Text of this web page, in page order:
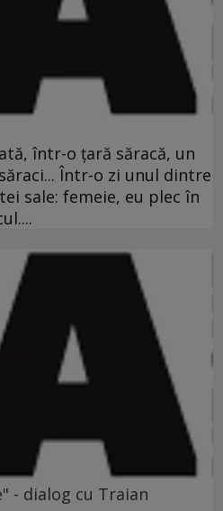
într-o ţară săracă, un
Într-o zi unul dintre
sale: femeie, eu plec în
- dialog cu Traian